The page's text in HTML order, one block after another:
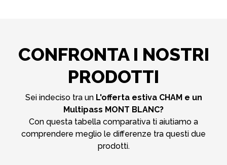
CONFRONTA I NOSTRI
PRODOTTI
Sei indeciso tra un L'offerta estiva CHAM e un
Multipass MONT BLANC?
Con questa tabella comparativa ti aiutiamo a
comprendere meglio le differenze tra questi due
prodotti.